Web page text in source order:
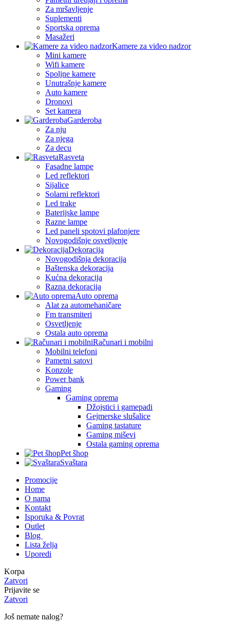
Za mršavljenje
Suplementi
Sportska oprema
Masažeri
Kamere za video nadzor
Mini kamere
Wifi kamere
Spoljne kamere
Unutrašnje kamere
Auto kamere
Dronovi
Set kamera
Garderoba
Za nju
Za njega
Za decu
Rasveta
Fasadne lampe
Led reflektori
Sijalice
Solarni reflektori
Led trake
Baterijske lampe
Razne lampe
Led paneli spotovi plafonjere
Novogodišnje osvetljenje
Dekoracija
Novogodišnja dekoracija
Baštenska dekoracija
Kućna dekoracija
Razna dekoracija
Auto oprema
Alat za automehaničare
Fm transmiteri
Osvetljenje
Ostala auto oprema
Računari i mobilni
Mobilni telefoni
Pametni satovi
Konzole
Power bank
Gaming
Gaming oprema
Džojstici i gamepadi
Gejmerske slušalice
Gaming tastature
Gaming miševi
Ostala gaming oprema
Pet šhop
Svaštara
Promocije
Home
O nama
Kontakt
Isporuka & Povrat
Outlet
Blog
Lista želja
Uporedi
Korpa
Zatvori
Prijavite se
Zatvori
Još nemate nalog?